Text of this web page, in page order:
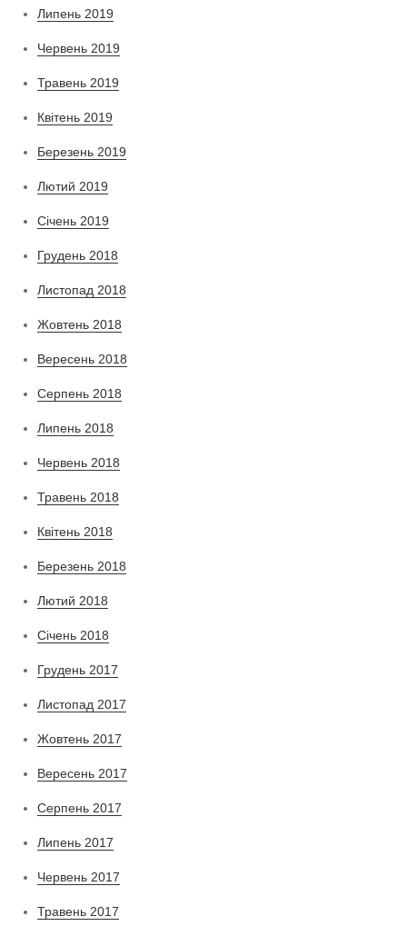
Липень 2019
Червень 2019
Травень 2019
Квітень 2019
Березень 2019
Лютий 2019
Січень 2019
Грудень 2018
Листопад 2018
Жовтень 2018
Вересень 2018
Серпень 2018
Липень 2018
Червень 2018
Травень 2018
Квітень 2018
Березень 2018
Лютий 2018
Січень 2018
Грудень 2017
Листопад 2017
Жовтень 2017
Вересень 2017
Серпень 2017
Липень 2017
Червень 2017
Травень 2017